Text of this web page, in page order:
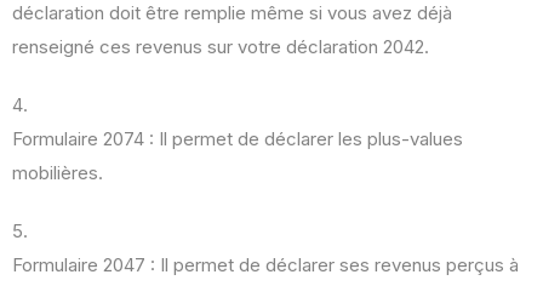
déclaration doit être remplie même si vous avez déjà
renseigné ces revenus sur votre déclaration 2042.
Formulaire 2074 : Il permet de déclarer les plus-values
mobilières.
Formulaire 2047 : Il permet de déclarer ses revenus perçus à